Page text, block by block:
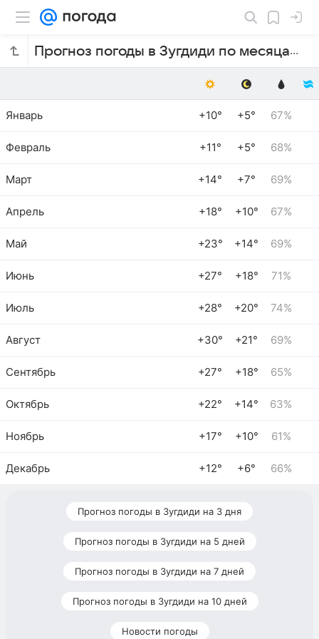
Прогноз погоды в Зугдиди по месяцам
Январь +10° +5° 67%
Февраль +11° +5° 68%
Март +14° +7° 69%
Апрель +18° +10° 67%
Май +23° +14° 69%
Июнь +27° +18° 71%
Июль +28° +20° 74%
Август +30° +21° 69%
Сентябрь +27° +18° 65%
Октябрь +22° +14° 63%
Ноябрь +17° +10° 61%
Декабрь +12° +6° 66%
Прогноз погоды в Зугдиди на 3 дня
Прогноз погоды в Зугдиди на 5 дней
Прогноз погоды в Зугдиди на 7 дней
Прогноз погоды в Зугдиди на 10 дней
Новости погоды